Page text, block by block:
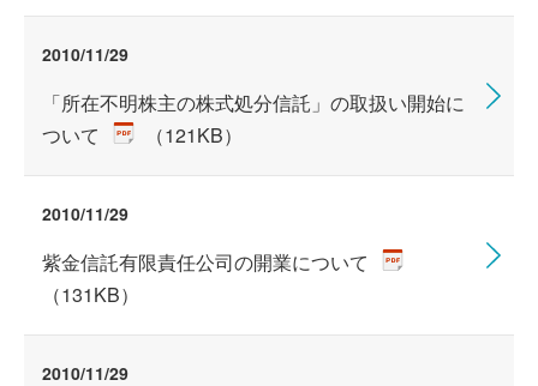
2010/11/29
「所在不明株主の株式処分信託」の取扱い開始に
ついて
（121KB）
2010/11/29
紫金信託有限責任公司の開業について
（131KB）
2010/11/29